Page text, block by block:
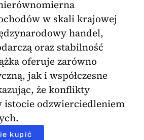
w skali krajowej
handel,
oraz stabilność
oferuje zarówno
jak i współczesne
że konflikty
istocie odzwierciedleniem
kupić